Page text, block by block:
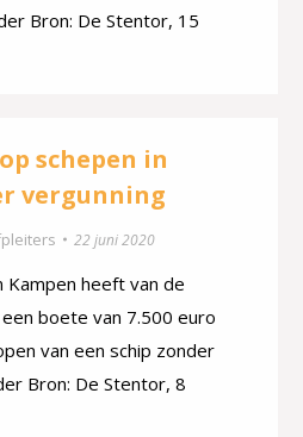
Bron: De Stentor, 15
schepen in
vergunning
22 juni 2020
Kampen heeft van de
boete van 7.500 euro
van een schip zonder
Bron: De Stentor, 8